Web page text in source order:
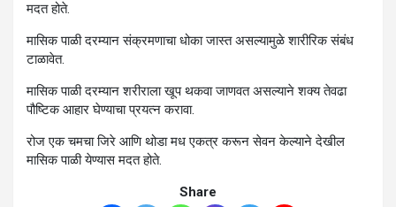
मदत होते.
मासिक पाळी दरम्यान संक्रमणाचा धोका जास्त असल्यामुळे शारीरिक संबंध
टाळावेत.
मासिक पाळी दरम्यान शरीराला खूप थकवा जाणवत असल्याने शक्य तेवढा
पौष्टिक आहार घेण्याचा प्रयत्न करावा.
रोज एक चमचा जिरे आणि थोडा मध एकत्र करून सेवन केल्याने देखील
मासिक पाळी येण्यास मदत होते.
Share